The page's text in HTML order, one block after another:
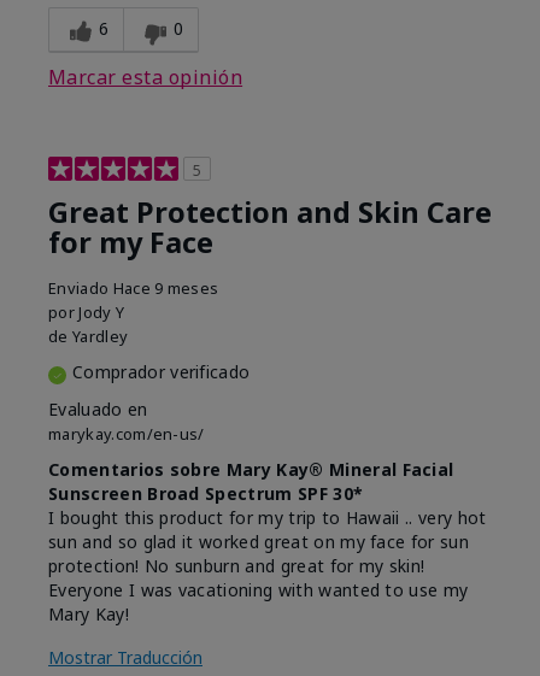
6 0
Marcar esta opinión
5
Great Protection and Skin Care
for my Face
Enviado Hace 9 meses
por Jody Y
de Yardley
Comprador verificado
Evaluado en
marykay.com/en-us/
Comentarios sobre Mary Kay® Mineral Facial
Sunscreen Broad Spectrum SPF 30*
I bought this product for my trip to Hawaii .. very hot
sun and so glad it worked great on my face for sun
protection! No sunburn and great for my skin!
Everyone I was vacationing with wanted to use my
Mary Kay!
Mostrar Traducción